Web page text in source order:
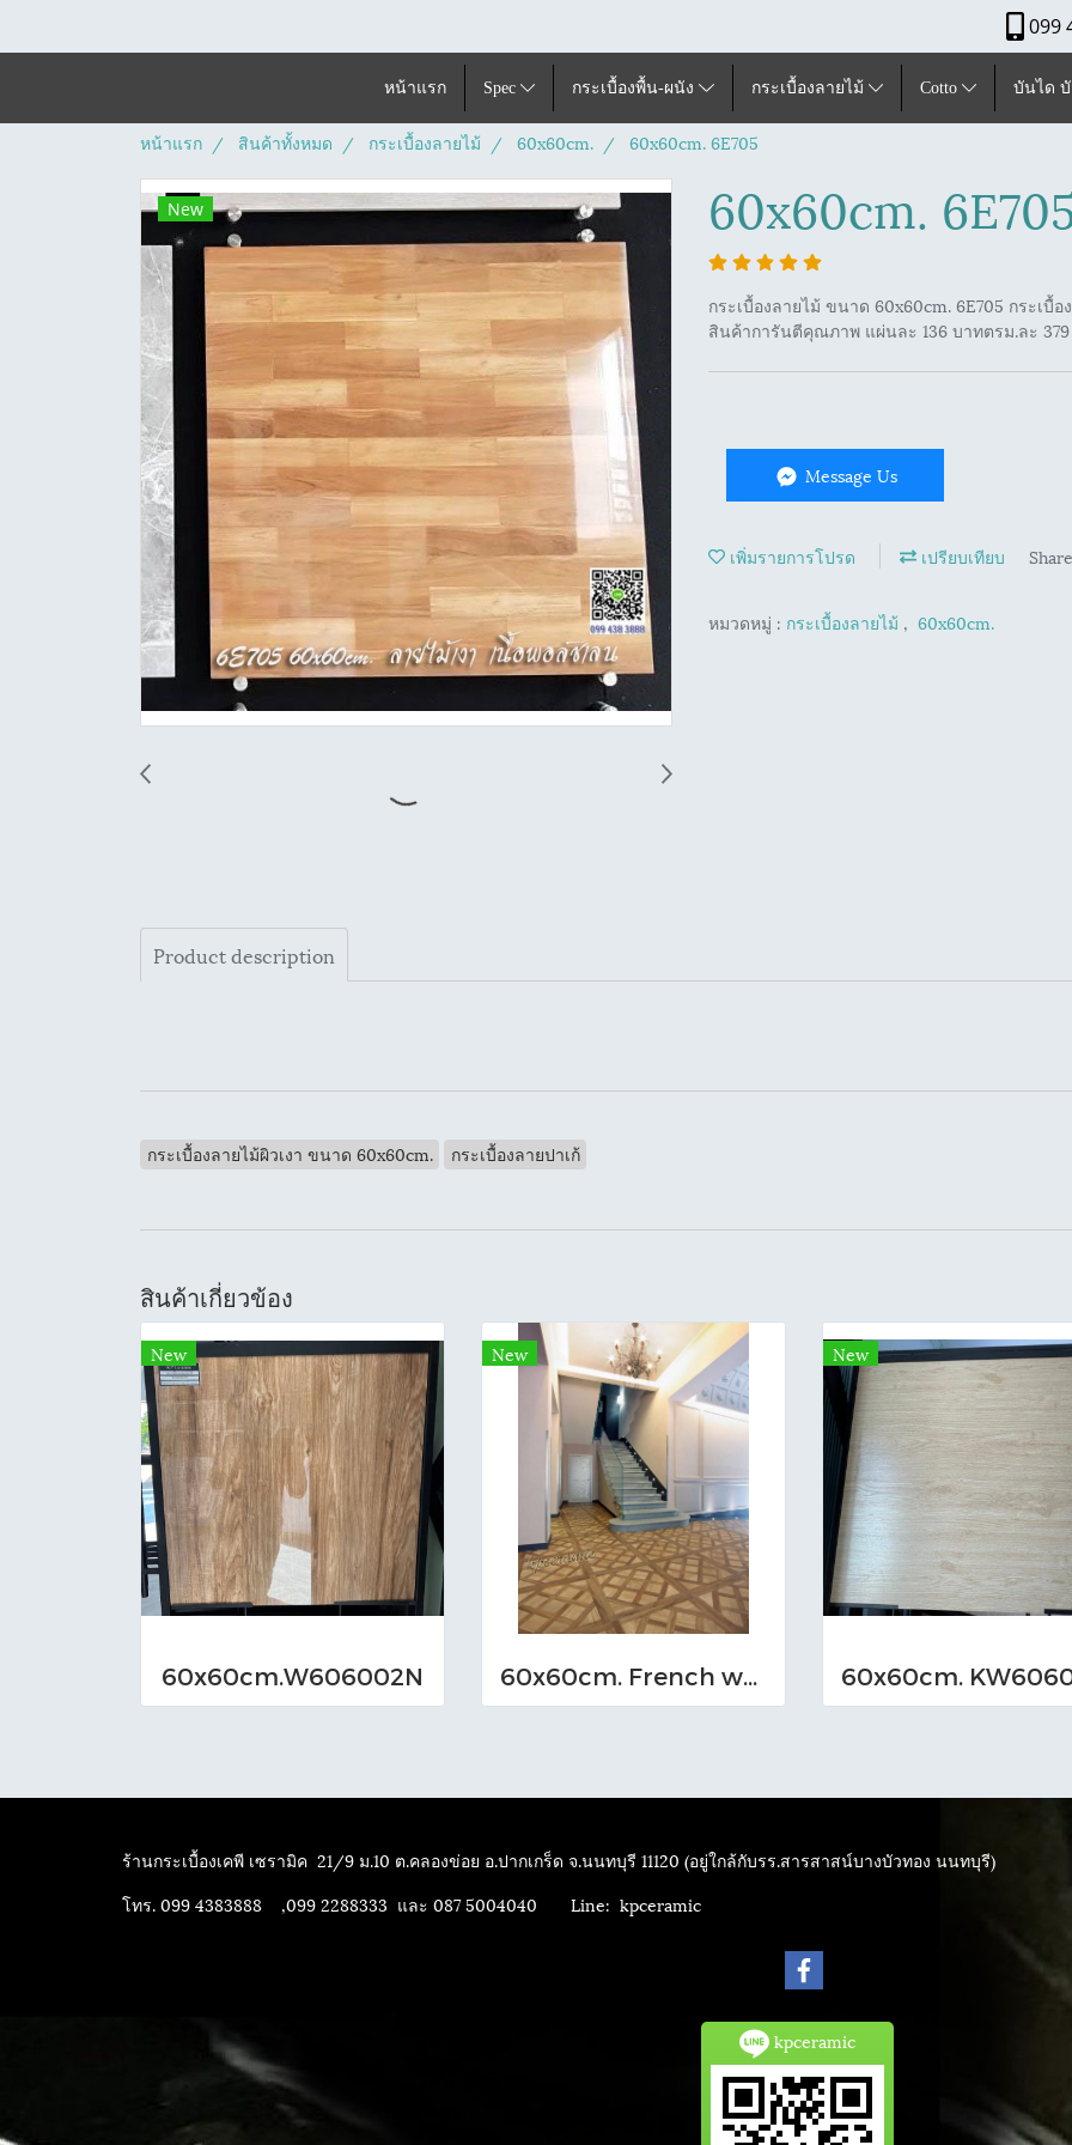
099
หน้าแรก Spec กระเบื้องพื้น-ผนัง กระเบื้องลายไม้ Cotto บันได
หน้าแรก สินค้าทั้งหมด กระเบื้องลายไม้ 60x60cm. 60x60cm. 6E705
New 60x60cm.
กระเบื้องลายไม้ ขนาด 60x60cm. 6E705 กระเบื้
สินค้าการันตีคุณภาพ แผ่นละ 136 บาทตรม.ละ 379
Message Us
เพิ่มรายการโปรด เปรียบเทียบ Share
หมวดหมู่ : กระเบื้องลายไม้ , 60x60cm.
Product description
กระเบื้องลายไม้ผิวเงา ขนาด 60x60cm. กระเบื้องลายปาเก้
สินค้าเกี่ยวข้อง
New
60x60cm.W606002N
New
60x60cm. French wood
New
60x60cm.
ร้านกระเบื้องเคพี เซรามิค 21/9 ม.10 ต.คลองข่อย อ.ปากเกร็ด จ.นนทบุรี 11120 (อยู่ใกล้กับรร.สารสาสน์บางบัวทอง นนทบุรี)
โทร. 099 4383888 ,099 2288333 และ 087 5004040 Line: kpceramic
kpceramic